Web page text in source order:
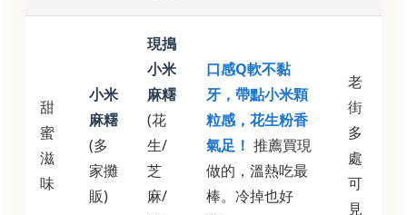
甜
蜜
滋
味
小米
麻糬
(多
家攤
販)
現搗
小米
麻糬
(花
生/
芝
麻/
口感Q軟不黏
牙，帶點小米顆
粒感，花生粉香
氣足！ 推薦買現
做的，溫熱吃最
棒。冷掉也好
老
街
多
處
可
見